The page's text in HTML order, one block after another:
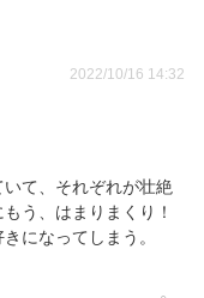
2022/10/16 14:32
て、それぞれが壮絶
う、はまりまくり！
になってしまう。